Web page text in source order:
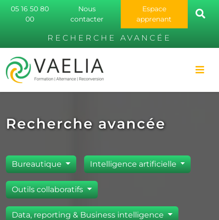
05 16 50 80
00
Nous
contacter
Espace
apprenant
RECHERCHE AVANCÉE
Recherche avancée
Bureautique Intelligence artificielle
Outils collaboratifs
Data, reporting & Business intelligence